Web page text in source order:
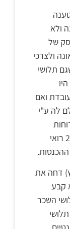
ולא
של
ולצרכי
תלושי
השכר שהוצגו בשנות המס 2018-2023 היו
ואם
לה ע"י
כספיים של החברה בה עבדה, ולהזמין 2 רואי
דחה את
קבע
השכר